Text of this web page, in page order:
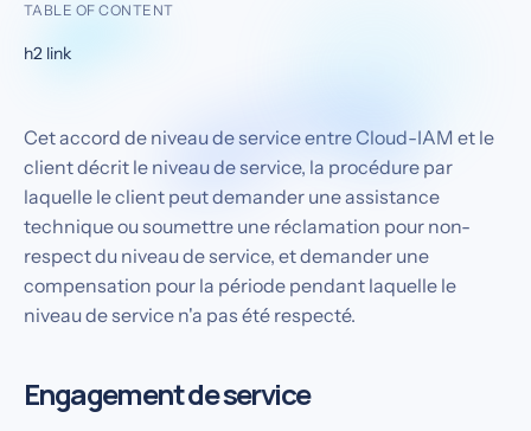
TABLE OF CONTENT
h2 link
Cet accord de niveau de service entre Cloud-IAM et le
client décrit le niveau de service, la procédure par
laquelle le client peut demander une assistance
technique ou soumettre une réclamation pour non-
respect du niveau de service, et demander une
compensation pour la période pendant laquelle le
niveau de service n'a pas été respecté.
Engagement de service